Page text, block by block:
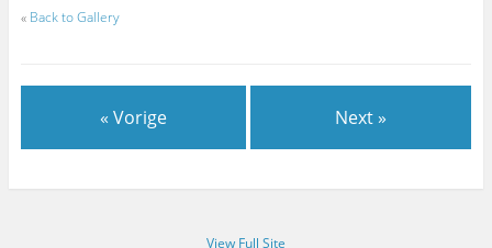
« Back to Gallery
« Vorige Next »
View Full Site